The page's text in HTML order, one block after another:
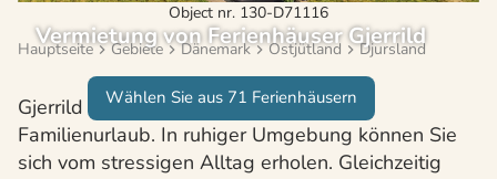
Object nr. 130-D71116
Vermietung von Ferienhäuser Gjerrild
Wählen Sie aus 71 Ferienhäusern
Hauptseite Gebiete Dänemark Ostjütland Djursland
Gjerrild ist ein attraktiver Ort für einen
Familienurlaub. In ruhiger Umgebung können Sie
sich vom stressigen Alltag erholen. Gleichzeitig